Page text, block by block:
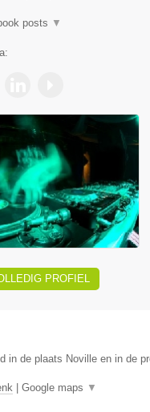
posts ▼
PROFIEL
in de plaats Noville en in de
| Google maps ▼